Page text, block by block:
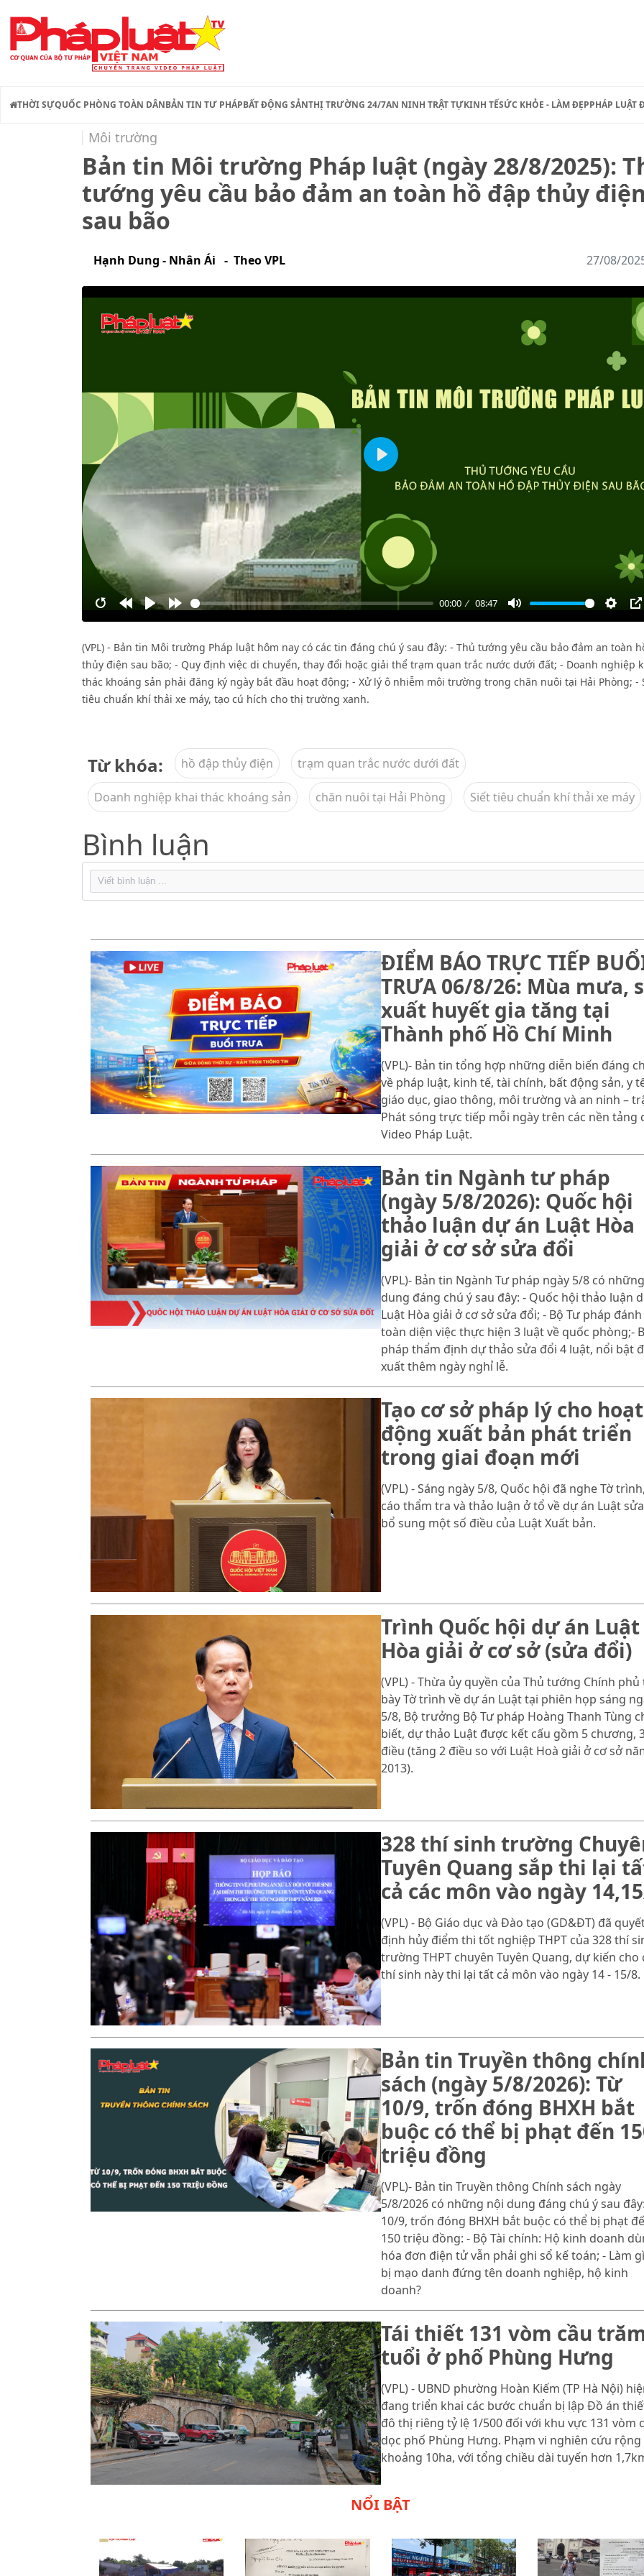
THỜI SỰQUỐC PHÒNG TOÀN DÂNBẢN TIN TƯ PHÁPBẤT ĐỘNG SẢNTHỊ TRƯỜNG 24/7AN NINH TRẬT TỰKINH TẾSỨC KHỎE - LÀM ĐẸPPHÁP LUẬT
Môi trường
Bản tin Môi trường Pháp luật (ngày 28/8/2025):
tướng yêu cầu bảo đảm an toàn hồ đập thủy điện
sau bão
Hạnh Dung - Nhân Ái - Theo VPL 27/08/
00:00 08:47
Play
(VPL) - Bản tin Môi trường Pháp luật hôm nay có các tin đáng chú ý sau đây: - Thủ tướng yêu cầu bảo đảm an toàn
thủy điện sau bão; - Quy định việc di chuyển, thay đổi hoặc giải thể trạm quan trắc nước dưới đất; - Doanh nghiệp
thác khoáng sản phải đăng ký ngày bắt đầu hoạt động; - Xử lý ô nhiễm môi trường trong chăn nuôi tại Hải Phòng; -
tiêu chuẩn khí thải xe máy, tạo cú hích cho thị trường xanh.
Từ khóa: hồ đập thủy điện trạm quan trắc nước dưới đất
Doanh nghiệp khai thác khoáng sản chăn nuôi tại Hải Phòng Siết tiêu chuẩn khí thải xe máy
Bình luận
ĐIỂM BÁO TRỰC TIẾP
TRƯA 06/8/26: Mùa mưa,
xuất huyết gia tăng tại
Thành phố Hồ Chí Minh
(VPL)- Bản tin tổng hợp những diễn biến đáng
về pháp luật, kinh tế, tài chính, bất động sản, y
giáo dục, giao thông, môi trường và an ninh –
Phát sóng trực tiếp mỗi ngày trên các nền tảng
Video Pháp Luật.
Bản tin Ngành tư pháp
(ngày 5/8/2026): Quốc hội
thảo luận dự án Luật Hòa
giải ở cơ sở sửa đổi
(VPL)- Bản tin Ngành Tư pháp ngày 5/8 có
dung đáng chú ý sau đây: - Quốc hội thảo luận
Luật Hòa giải ở cơ sở sửa đổi; - Bộ Tư pháp
toàn diện việc thực hiện 3 luật về quốc phòng;-
pháp thẩm định dự thảo sửa đổi 4 luật, nổi bật
xuất thêm ngày nghỉ lễ.
Tạo cơ sở pháp lý cho hoạt
động xuất bản phát triển
trong giai đoạn mới
(VPL) - Sáng ngày 5/8, Quốc hội đã nghe Tờ
cáo thẩm tra và thảo luận ở tổ về dự án Luật
bổ sung một số điều của Luật Xuất bản.
Trình Quốc hội dự án Luật
Hòa giải ở cơ sở (sửa đổi)
(VPL) - Thừa ủy quyền của Thủ tướng Chính
bày Tờ trình về dự án Luật tại phiên họp sáng
5/8, Bộ trưởng Bộ Tư pháp Hoàng Thanh Tùng
biết, dự thảo Luật được kết cấu gồm 5 chương,
điều (tăng 2 điều so với Luật Hoà giải ở cơ sở
2013).
328 thí sinh trường
Tuyên Quang sắp thi lại
cả các môn vào ngày
(VPL) - Bộ Giáo dục và Đào tạo (GD&ĐT) đã
định hủy điểm thi tốt nghiệp THPT của 328 thí
trường THPT chuyên Tuyên Quang, dự kiến cho
thí sinh này thi lại tất cả môn vào ngày 14 - 15/8.
Bản tin Truyền thông
sách (ngày 5/8/2026): Từ
10/9, trốn đóng BHXH bắt
buộc có thể bị phạt đến
triệu đồng
(VPL)- Bản tin Truyền thông Chính sách ngày
5/8/2026 có những nội dung đáng chú ý sau
10/9, trốn đóng BHXH bắt buộc có thể bị phạt
150 triệu đồng: - Bộ Tài chính: Hộ kinh doanh
hóa đơn điện tử vẫn phải ghi sổ kế toán; - Làm
bị mạo danh đứng tên doanh nghiệp, hộ kinh
doanh?
Tái thiết 131 vòm cầu
tuổi ở phố Phùng Hưng
(VPL) - UBND phường Hoàn Kiếm (TP Hà Nội)
đang triển khai các bước chuẩn bị lập Đồ án
đô thị riêng tỷ lệ 1/500 đối với khu vực 131 vòm
dọc phố Phùng Hưng. Phạm vi nghiên cứu rộng
khoảng 10ha, với tổng chiều dài tuyến hơn
NỔI BẬT